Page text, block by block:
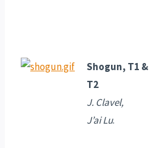
Shogun, T1 &
T2
J. Clavel,
J’ai Lu.